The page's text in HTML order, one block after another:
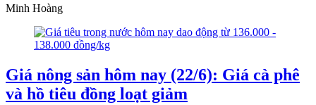
Minh Hoàng
Giá nông sản hôm nay (22/6): Giá cà phê
và hồ tiêu đồng loạt giảm